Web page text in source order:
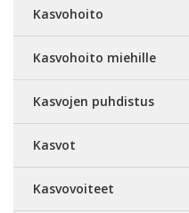
Kasvohoito
Kasvohoito miehille
Kasvojen puhdistus
Kasvot
Kasvovoiteet